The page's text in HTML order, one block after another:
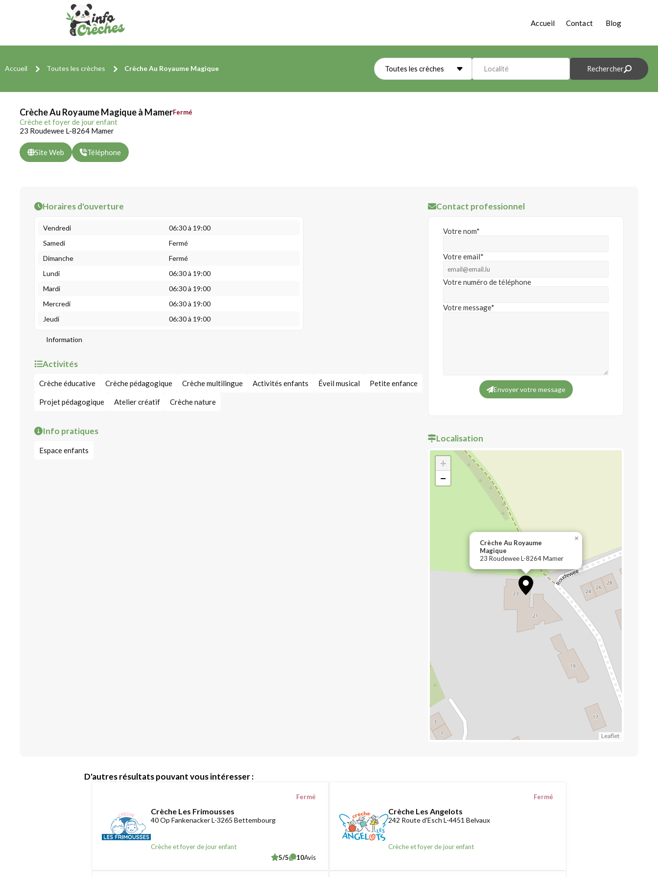
Accueil Contact Blog
Accueil Toutes les crèches Crèche Au Royaume Magique Toutes les crèches Localité Rechercher
Crèche Au Royaume Magique à MamerFermé
Crèche et foyer de jour enfant
23 Roudewee L-8264 Mamer
Site Web Téléphone
Horaires d'ouverture
Vendredi
06:30 à 19:00
Samedi
Fermé
Dimanche
Fermé
Lundi
06:30 à 19:00
Mardi
06:30 à 19:00
Mercredi
06:30 à 19:00
Jeudi
06:30 à 19:00
Information
Activités
Crèche éducative Crèche pédagogique Crèche multilingue Activités enfants Éveil musical Petite enfance
Projet pédagogique Atelier créatif Crèche nature
Info pratiques
Espace enfants
Contact professionnel
Votre nom*
Votre email*
Votre numéro de téléphone
Votre message*
Envoyer votre message
Localisation
Crèche Au Royaume
Magique
23 Roudewee L-8264 Mamer
×
+
−
Leaflet
D'autres résultats pouvant vous intéresser :
Crèche Les Frimousses
40 Op Fankenacker L-3265 Bettembourg
Crèche et foyer de jour enfant
Fermé
5/5 10Avis
Crèche Les Angelots
242 Route d'Esch L-4451 Belvaux
Crèche et foyer de jour enfant
Fermé